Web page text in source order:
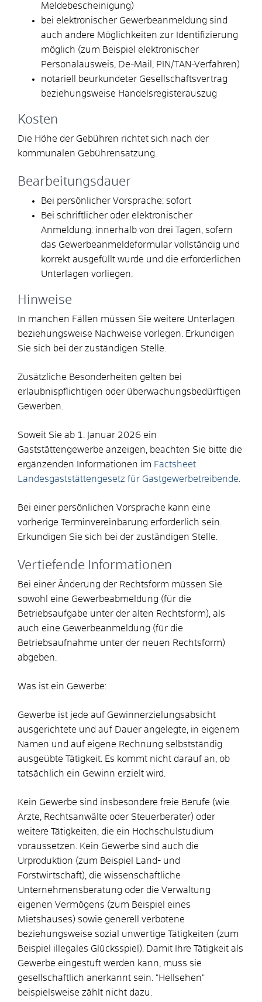
Meldebescheinigung)
bei elektronischer Gewerbeanmeldung sind
auch andere Möglichkeiten zur Identifizierung
möglich (zum Beispiel elektronischer
Personalausweis, De-Mail, PIN/TAN-Verfahren)
notariell beurkundeter Gesellschaftsvertrag
beziehungsweise Handelsregisterauszug
Kosten
Die Höhe der Gebühren richtet sich nach der
kommunalen Gebührensatzung.
Bearbeitungsdauer
Bei persönlicher Vorsprache: sofort
Bei schriftlicher oder elektronischer
Anmeldung: innerhalb von drei Tagen, sofern
das Gewerbeanmeldeformular vollständig und
korrekt ausgefüllt wurde und die erforderlichen
Unterlagen vorliegen.
Hinweise
In manchen Fällen müssen Sie weitere Unterlagen
beziehungsweise Nachweise vorlegen. Erkundigen
Sie sich bei der zuständigen Stelle.
Zusätzliche Besonderheiten gelten bei
erlaubnispflichtigen oder überwachungsbedürftigen
Gewerben.
Soweit Sie ab 1. Januar 2026 ein
Gaststättengewerbe anzeigen, beachten Sie bitte die
ergänzenden Informationen im Factsheet
Landesgaststättengesetz für Gastgewerbetreibende
Bei einer persönlichen Vorsprache kann eine
vorherige Terminvereinbarung erforderlich sein.
Erkundigen Sie sich bei der zuständigen Stelle.
Vertiefende Informationen
Bei einer Änderung der Rechtsform müssen Sie
sowohl eine Gewerbeabmeldung (für die
Betriebsaufgabe unter der alten Rechtsform), als
auch eine Gewerbeanmeldung (für die
Betriebsaufnahme unter der neuen Rechtsform)
abgeben.
Was ist ein Gewerbe:
Gewerbe ist jede auf Gewinnerzielungsabsicht
ausgerichtete und auf Dauer angelegte, in eigenem
Namen und auf eigene Rechnung selbstständig
ausgeübte Tätigkeit. Es kommt nicht darauf an, ob
tatsächlich ein Gewinn erzielt wird.
Kein Gewerbe sind insbesondere freie Berufe (wie
Ärzte, Rechtsanwälte oder Steuerberater) oder
weitere Tätigkeiten, die ein Hochschulstudium
voraussetzen. Kein Gewerbe sind auch die
Urproduktion (zum Beispiel Land- und
Forstwirtschaft), die wissenschaftliche
Unternehmensberatung oder die Verwaltung
eigenen Vermögens (zum Beispiel eines
Mietshauses) sowie generell verbotene
beziehungsweise sozial unwertige Tätigkeiten (zum
Beispiel illegales Glücksspiel). Damit Ihre Tätigkeit als
Gewerbe eingestuft werden kann, muss sie
gesellschaftlich anerkannt sein. "Hellsehen"
beispielsweise zählt nicht dazu.